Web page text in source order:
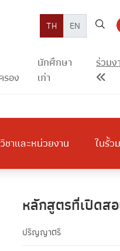
TH EN
อง
นักศึกษา
เก่า
ร่วม
ชาและหน่วยงาน ในรั้ว
หลักสูตรที่เปิดส
ปริญญาตรี